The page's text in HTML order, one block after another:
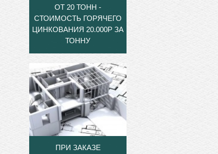
ОТ 20 ТОНН -
СТОИМОСТЬ ГОРЯЧЕГО
ЦИНКОВАНИЯ 20.000Р ЗА
ТОННУ
ПРИ ЗАКАЗЕ